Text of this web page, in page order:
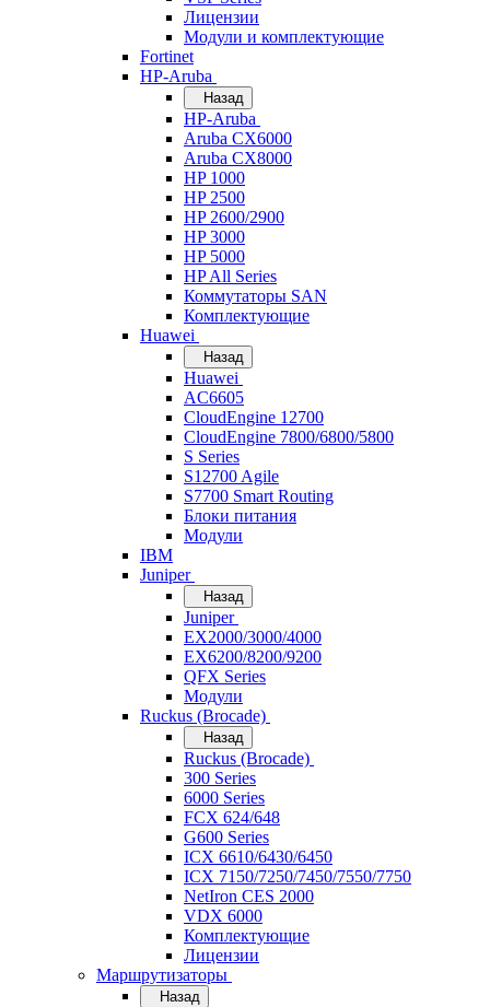
Лицензии
Модули и комплектующие
Fortinet
HP-Aruba
Назад
HP-Aruba
Aruba CX6000
Aruba CX8000
HP 1000
HP 2500
HP 2600/2900
HP 3000
HP 5000
HP All Series
Коммутаторы SAN
Комплектующие
Huawei
Назад
Huawei
AC6605
CloudEngine 12700
CloudEngine 7800/6800/5800
S Series
S12700 Agile
S7700 Smart Routing
Блоки питания
Модули
IBM
Juniper
Назад
Juniper
EX2000/3000/4000
EX6200/8200/9200
QFX Series
Модули
Ruckus (Brocade)
Назад
Ruckus (Brocade)
300 Series
6000 Series
FCX 624/648
G600 Series
ICX 6610/6430/6450
ICX 7150/7250/7450/7550/7750
NetIron CES 2000
VDX 6000
Комплектующие
Лицензии
Маршрутизаторы
Назад